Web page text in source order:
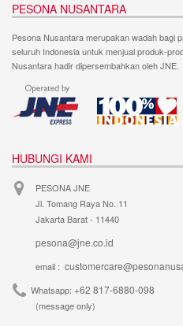
PESONA NUSANTARA
Pesona Nusantara merupakan wadah bagi
seluruh Indonesia untuk menjual produk-
Nusantara hadir dipersembahkan oleh JNE.
HUBUNGI KAMI
PESONA JNE
Jl. Tomang Raya No. 11
Jakarta Barat - 11440
pesona@jne.co.id
email :
Whatsapp: +62 817-6880-098
(message only)